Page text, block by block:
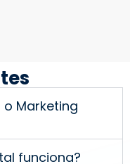
o Marketing
funciona?